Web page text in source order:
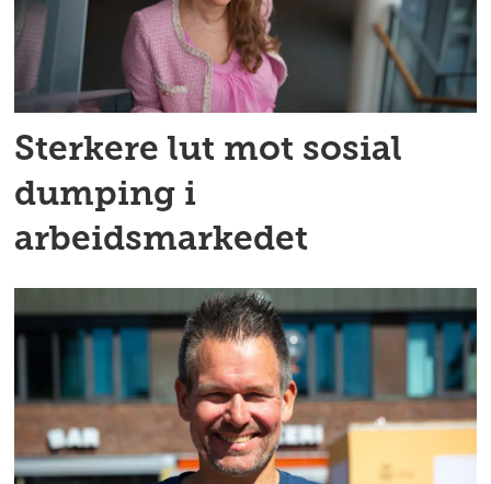
Sterkere lut mot sosial
dumping i
arbeidsmarkedet